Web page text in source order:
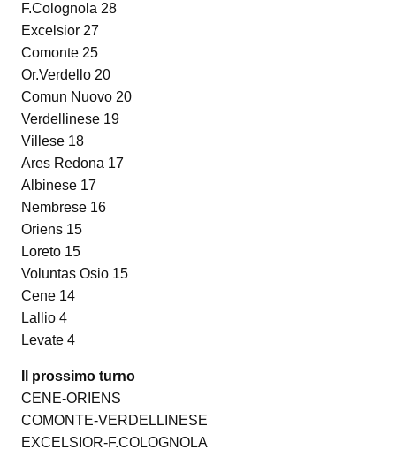
F.Colognola 28
Excelsior 27
Comonte 25
Or.Verdello 20
Comun Nuovo 20
Verdellinese 19
Villese 18
Ares Redona 17
Albinese 17
Nembrese 16
Oriens 15
Loreto 15
Voluntas Osio 15
Cene 14
Lallio 4
Levate 4
Il prossimo turno
CENE-ORIENS
COMONTE-VERDELLINESE
EXCELSIOR-F.COLOGNOLA